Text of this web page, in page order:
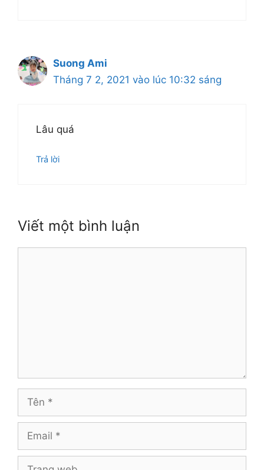
Suong Ami
Tháng 7 2, 2021 vào lúc 10:32 sáng
Lâu quá
Trả lời
Viết một bình luận